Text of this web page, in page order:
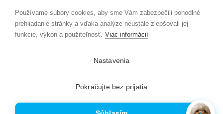
Používame súbory cookies, aby sme Vám zabezpečili pohodlné
prehliadanie stránky a vďaka analýze neustále zlepšovali jej
funkcie, výkon a použiteľnosť. Viac informácií
Nastavenia
Pokračujte bez prijatia
AI pomocník Maxík
Online